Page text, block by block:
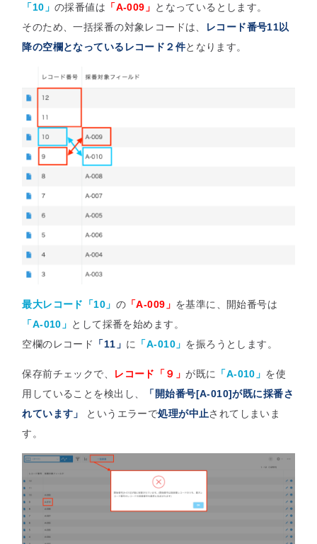
「10」の採番値は 「A-009」 となっているとします。
そのため、一括採番の対象レコードは、
レコード番号11以
降の空欄となっているレコード２件となります。
最大レコード「10」 の「A-009」 を基準に、開始番号は
「A-010」 として採番を始めます。
空欄のレコード
「11」 に 「A-010」 を振ろうとします。
保存前チェックで、 レコード「９」が既に 「A-010」 を使
用していることを検出し、
「開始番号[A-010]が既に採番さ
れています」
というエラーで処理が中止されてしまいま
す。